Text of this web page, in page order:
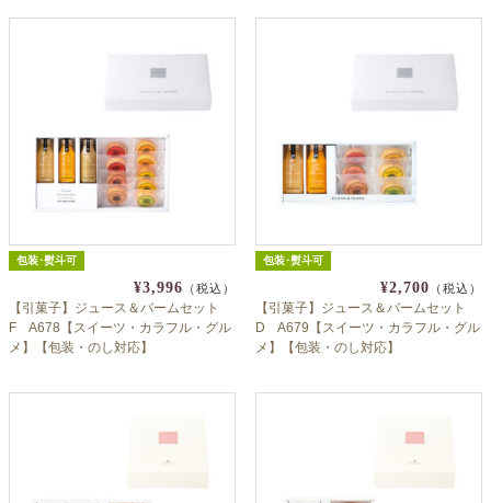
包装･熨斗可
¥3,996 （税込）
【引菓子】ジュース＆バームセット
F A678【スイーツ・カラフル・グル
メ】【包装・のし対応】
包装･熨斗可
¥2,700 （税込）
【引菓子】ジュース＆バームセット
D A679【スイーツ・カラフル・グル
メ】【包装・のし対応】